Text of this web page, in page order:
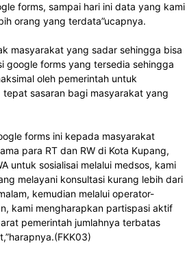
forms, sampai hari ini data yang kami
orang yang terdata”ucapnya.
masyarakat yang sadar sehingga bisa
google forms yang tersedia sehingga
oleh pemerintah untuk
sasaran bagi masyarakat yang
forms ini kepada masyarakat
para RT dan RW di Kota Kupang,
untuk sosialisai melalui medsos, kami
melayani konsultasi kurang lebih dari
kemudian melalui operator-
kami mengharapkan partispasi aktif
pemerintah jumlahnya terbatas